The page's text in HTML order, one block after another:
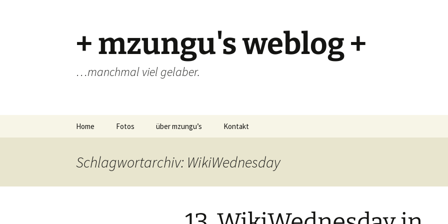
+ mzungu's weblog +
…manchmal viel gelaber.
Home Fotos über mzungu’s Kontakt
Schlagwortarchiv: WikiWednesday